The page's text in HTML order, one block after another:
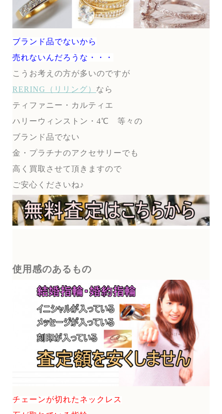
ブランド品でないから
売れないんだろうな・・・
こうお考えの方が多いのですが
RERING（リリング） なら
ティファニー・カルティエ
ハリーウィンストン・4℃ 等々の
ブランド品でない
金・プラチナのアクセサリーでも
高く買取させて頂きますので
ご安心くださいね♪
使用感のあるもの
チェーンが切れたネックレス